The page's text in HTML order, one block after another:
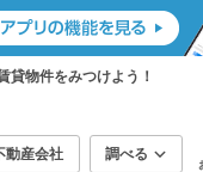
貸物件をみつけよう！
動産会社 調べる